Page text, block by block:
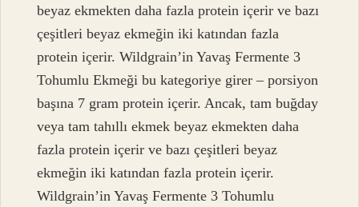
beyaz ekmekten daha fazla protein içerir ve bazı
çeşitleri beyaz ekmeğin iki katından fazla
protein içerir. Wildgrain’in Yavaş Fermente 3
Tohumlu Ekmeği bu kategoriye girer – porsiyon
başına 7 gram protein içerir. Ancak, tam buğday
veya tam tahıllı ekmek beyaz ekmekten daha
fazla protein içerir ve bazı çeşitleri beyaz
ekmeğin iki katından fazla protein içerir.
Wildgrain’in Yavaş Fermente 3 Tohumlu